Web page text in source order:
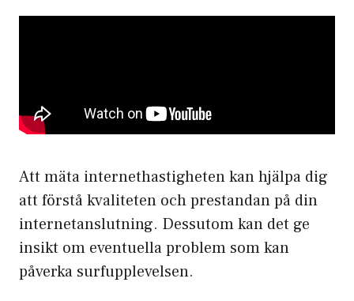
Att mäta internethastigheten kan hjälpa dig
att förstå kvaliteten och prestandan på din
internetanslutning. Dessutom kan det ge
insikt om eventuella problem som kan
påverka surfupplevelsen.